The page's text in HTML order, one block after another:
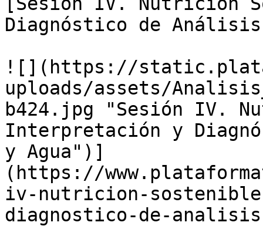
Diagnóstico de
![](https://
uploads/assets/
b424.jpg "Sesión IV.
Interpretación y
y Agua")]
(https://
iv-nutricion-
diagnostico-de-